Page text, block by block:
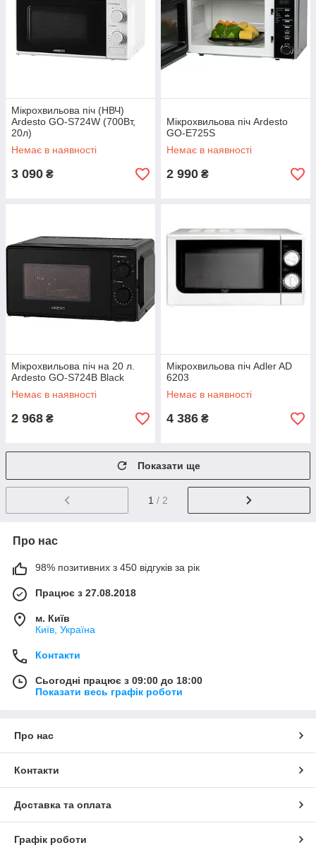
Мікрохвильова піч (НВЧ)
Ardesto GO-S724W (700Вт,
20л)
Немає в наявності
3 090 ₴
Мікрохвильова піч Ardesto
GO-E725S
Немає в наявності
2 990 ₴
Мікрохвильова піч на 20 л.
Ardesto GO-S724B Black
Немає в наявності
2 968 ₴
Мікрохвильова піч Adler AD
6203
Немає в наявності
4 386 ₴
Показати ще
1 / 2
Про нас
98% позитивних з 450 відгуків за рік
Працює з 27.08.2018
м. Київ
Київ, Україна
Контакти
Сьогодні працює з 09:00 до 18:00
Показати весь графік роботи
Про нас
Контакти
Доставка та оплата
Графік роботи